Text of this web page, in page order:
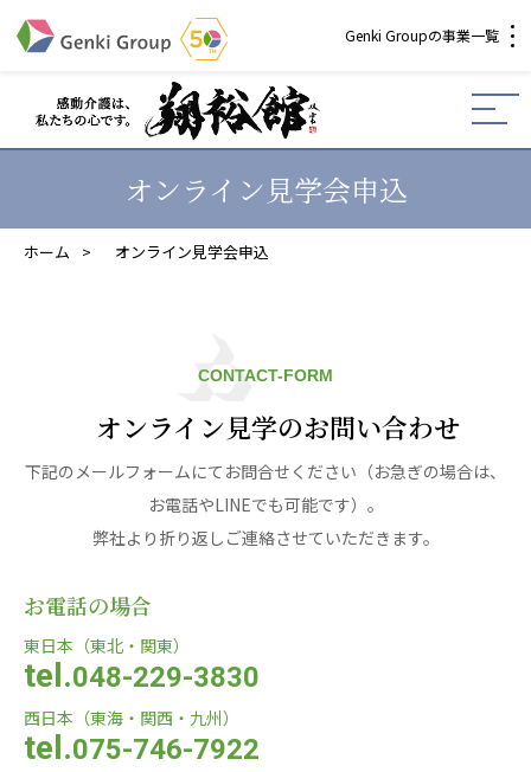
Genki Groupの事業一覧
介護・福祉
社会福祉法人 元気村グループ
社会福祉法人元気村
社会福祉法人 心の会
株式会社 サンガジャパン
株式会社日本遮蔽技研
サンガ共同組合
一般社団法人 日本高齢者福祉協会
日本高齢者福祉協会
株式会社 爽やかな風沖縄
爽やかな風沖縄
オンライン見学会申込
ホーム > オンライン見学会申込
CONTACT-FORM
オンライン見学のお問い合わせ
下記のメールフォームにてお問合せください（お急ぎの場合は、
お電話やLINEでも可能です）。
弊社より折り返しご連絡させていただきます。
お電話の場合
東日本（東北・関東）
tel.048-229-3830
西日本（東海・関西・九州）
tel.075-746-7922